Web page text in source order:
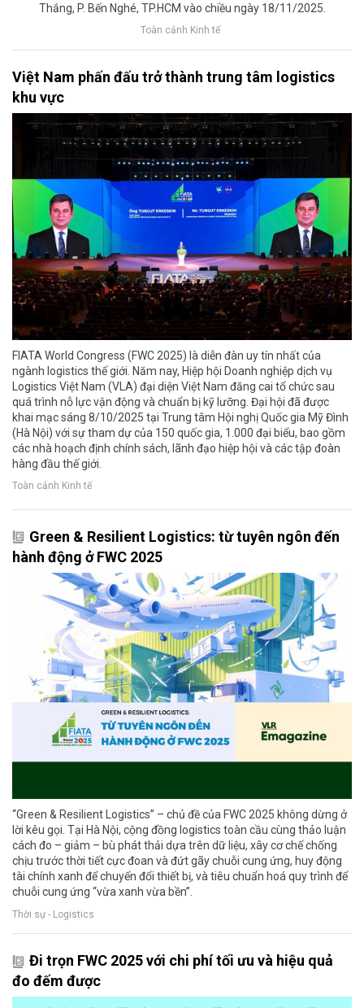
Thắng, P. Bến Nghé, TP.HCM vào chiều ngày 18/11/2025.
Toàn cảnh Kinh tế
Việt Nam phấn đấu trở thành trung tâm logistics
khu vực
FIATA World Congress (FWC 2025) là diễn đàn uy tín nhất của
ngành logistics thế giới. Năm nay, Hiệp hội Doanh nghiệp dịch vụ
Logistics Việt Nam (VLA) đại diện Việt Nam đăng cai tổ chức sau
quá trình nỗ lực vận động và chuẩn bị kỹ lưỡng. Đại hội đã được
khai mạc sáng 8/10/2025 tại Trung tâm Hội nghị Quốc gia Mỹ Đình
(Hà Nội) với sự tham dự của 150 quốc gia, 1.000 đại biểu, bao gồm
các nhà hoạch định chính sách, lãnh đạo hiệp hội và các tập đoàn
hàng đầu thế giới.
Toàn cảnh Kinh tế
Green & Resilient Logistics: từ tuyên ngôn đến
hành động ở FWC 2025
“Green & Resilient Logistics” – chủ đề của FWC 2025 không dừng ở
lời kêu gọi. Tại Hà Nội, cộng đồng logistics toàn cầu cùng thảo luận
cách đo – giảm – bù phát thải dựa trên dữ liệu, xây cơ chế chống
chịu trước thời tiết cực đoan và đứt gãy chuỗi cung ứng, huy động
tài chính xanh để chuyển đổi thiết bị, và tiêu chuẩn hoá quy trình để
chuỗi cung ứng “vừa xanh vừa bền”.
Thời sự - Logistics
Đi trọn FWC 2025 với chi phí tối ưu và hiệu quả
đo đếm được